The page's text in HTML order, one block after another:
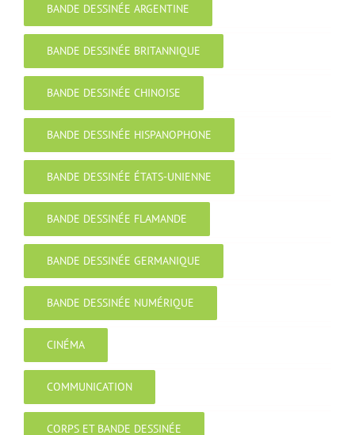
BANDE DESSINÉE ARGENTINE
BANDE DESSINÉE BRITANNIQUE
BANDE DESSINÉE CHINOISE
BANDE DESSINÉE HISPANOPHONE
BANDE DESSINÉE ÉTATS-UNIENNE
BANDE DESSINÉE FLAMANDE
BANDE DESSINÉE GERMANIQUE
BANDE DESSINÉE NUMÉRIQUE
CINÉMA
COMMUNICATION
CORPS ET BANDE DESSINÉE